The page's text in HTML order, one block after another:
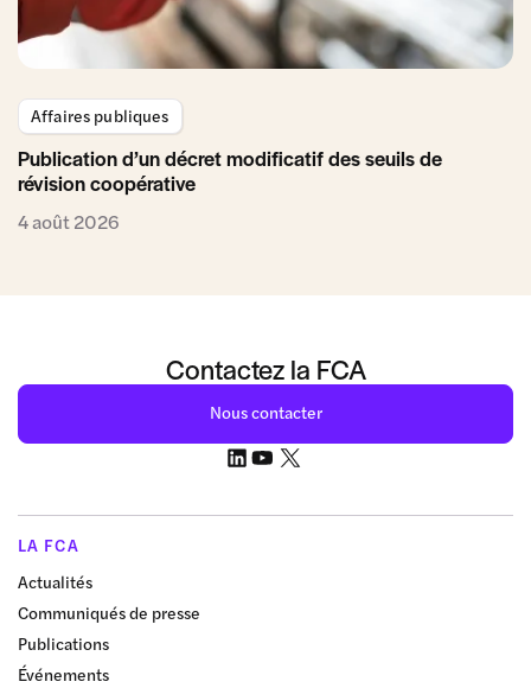
Affaires publiques
Publication d’un décret modificatif des seuils de
révision coopérative
4 août 2026
Contactez la FCA
Nous contacter
LA FCA
Actualités
Communiqués de presse
Publications
Événements